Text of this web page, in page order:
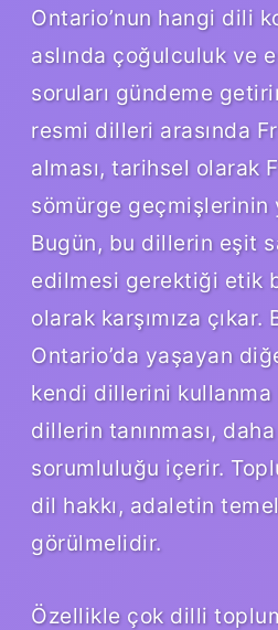
Ontario’nun hangi dili
aslında çoğulculuk ve
soruları gündeme
resmi dilleri arasında
alması, tarihsel olarak
sömürge geçmişlerinin
Bugün, bu dillerin eşit
edilmesi gerektiği etik
olarak karşımıza
Ontario’da yaşayan
kendi dillerini kullanma
dillerin tanınması,
sorumluluğu içerir.
dil hakkı, adaletin
görülmelidir.
Özellikle çok dilli